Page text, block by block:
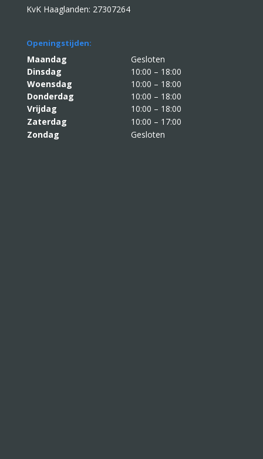
KvK Haaglanden: 27307264
Openingstijden:
Maandag
Gesloten
Dinsdag
10:00 – 18:00
Woensdag
10:00 – 18:00
Donderdag
10:00 – 18:00
Vrijdag
10:00 – 18:00
Zaterdag
10:00 – 17:00
Zondag
Gesloten